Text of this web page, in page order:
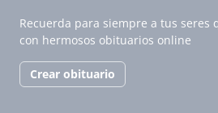
Recuerda para siempre a tus seres
con hermosos obituarios online
Crear obituario